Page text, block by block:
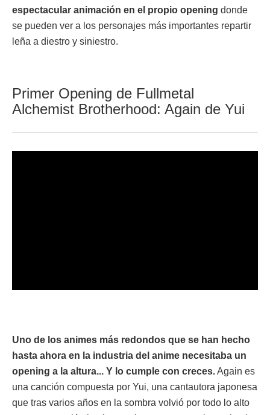
espectacular animación en el propio opening donde
se pueden ver a los personajes más importantes repartir
leña a diestro y siniestro.
Primer Opening de Fullmetal
Alchemist Brotherhood: Again de Yui
Uno de los animes más redondos que se han hecho
hasta ahora en la industria del anime necesitaba un
opening a la altura... Y lo cumple con creces.Again es
una canción compuesta por Yui, una cantautora japonesa
que tras varios años en la sombra volvió por todo lo alto